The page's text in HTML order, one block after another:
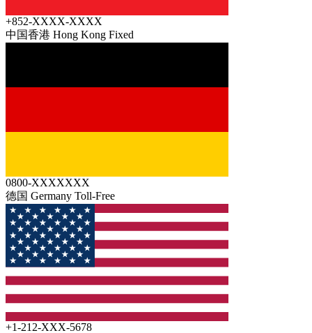
+852-XXXX-XXXX
中国香港 Hong Kong Fixed
0800-XXXXXXX
德国 Germany Toll-Free
+1-212-XXX-5678